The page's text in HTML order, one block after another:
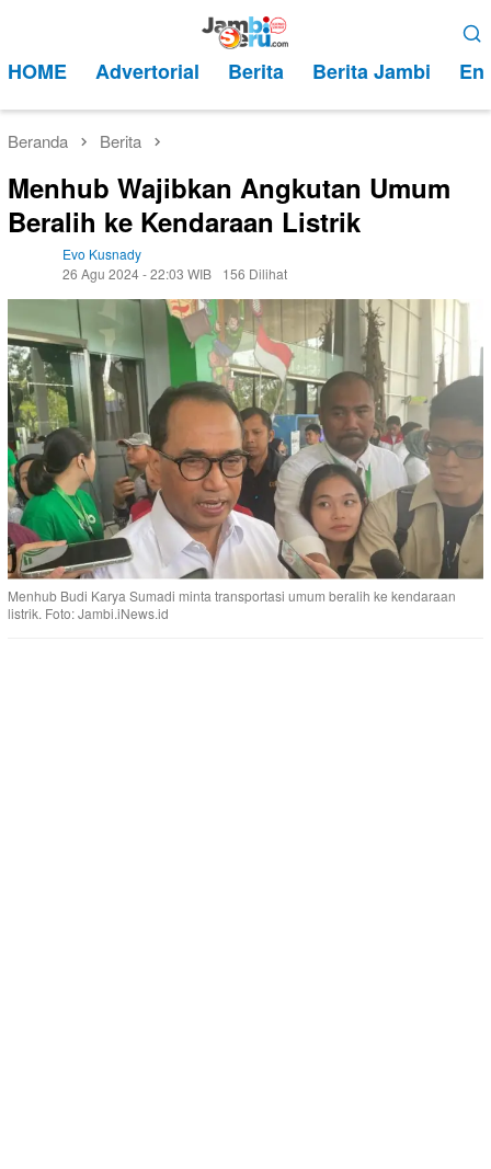
kontenMobile
HOME Advertorial Berita Berita Jambi
Beranda Berita
Menhub Wajibkan Angkutan Umum
Beralih ke Kendaraan Listrik
Evo Kusnady
26 Agu 2024 - 22:03 WIB
156 Dilihat
Menhub Budi Karya Sumadi minta transportasi umum beralih ke kendaraan
listrik. Foto: Jambi.iNews.id